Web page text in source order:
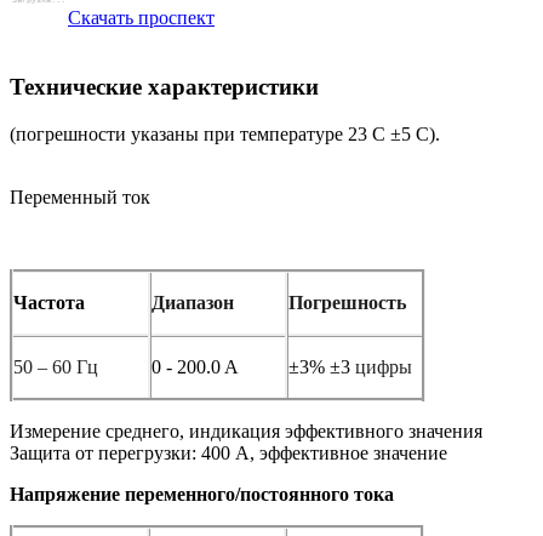
Скачать проспект
Технические характеристики
(погрешности указаны при температуре 23 С ±5 С).
Переменный ток
Частота Диапазон Погрешность
50 – 60 Гц 0 - 200.0 A ±3% ±3 цифры
Измерение среднего, индикация эффективного значения
Защита от перегрузки: 400 А, эффективное значение
Напряжение переменного/постоянного тока